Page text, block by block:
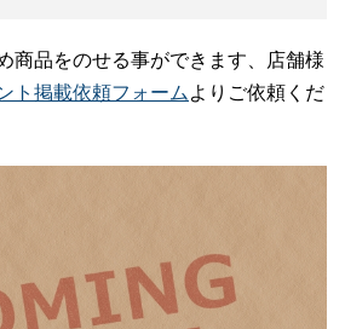
商品をのせる事ができます、店舗様
ト掲載依頼フォーム よりご依頼くだ